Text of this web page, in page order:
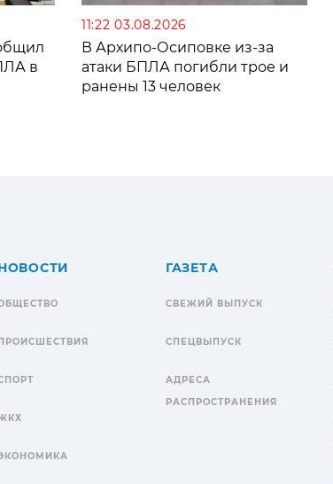
в
11:22 03.08.2026
В Архипо-Осиповке из-за
атаки БПЛА погибли трое и
ранены 13 человек
ГАЗЕТА
СВЕЖИЙ ВЫПУСК
СПЕЦВЫПУСК
АДРЕСА
РАСПРОСТРАНЕНИЯ